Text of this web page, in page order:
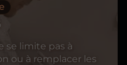
se limite pas à
ou à remplacer les